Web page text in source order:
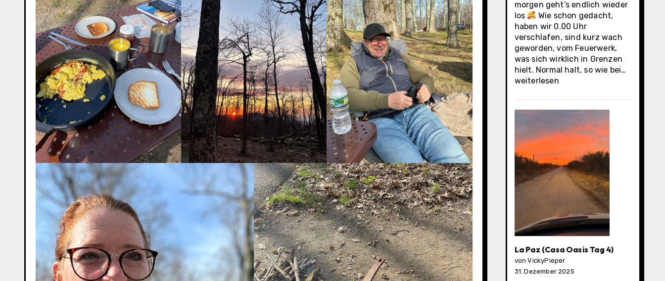
morgen geht’s endlich wieder
los
Wie schon gedacht,
haben wir 0.00 Uhr
verschlafen, sind kurz wach
geworden, vom Feuerwerk,
was sich wirklich in Grenzen
hielt. Normal halt, so wie bei…
Oasis
weiterlesen
La Paz (Casa Oasis Tag 4)
von VickyPieper
31. Dezember 2025